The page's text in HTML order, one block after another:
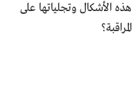
الأشكال وتجلياتها على